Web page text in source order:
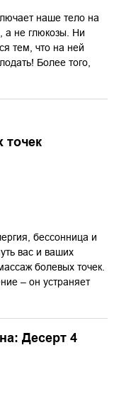
наше тело на
а не глюкозы. Ни
тем, что на ней
Более того,
точек
бессонница и
вас и ваших
болевых точек.
– он устраняет
Десерт 4